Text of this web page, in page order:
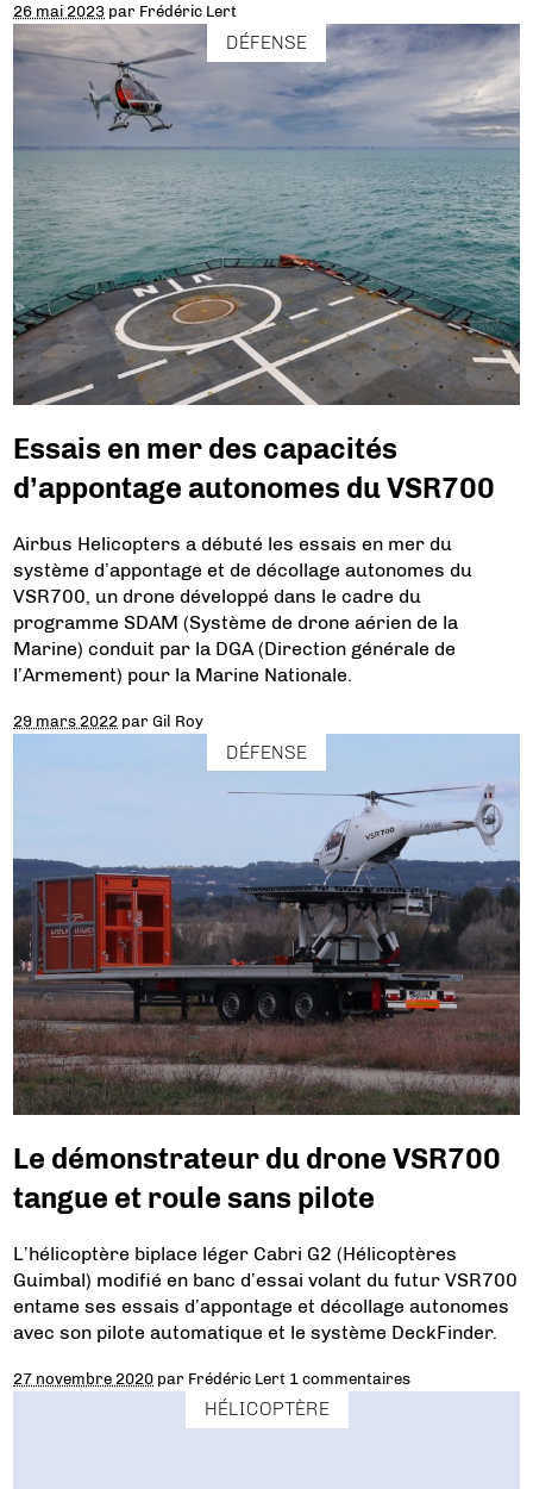
26 mai 2023 par Frédéric Lert
DÉFENSE
Essais en mer des capacités
d’appontage autonomes du VSR700
Airbus Helicopters a débuté les essais en mer du
système d’appontage et de décollage autonomes du
VSR700, un drone développé dans le cadre du
programme SDAM (Système de drone aérien de la
Marine) conduit par la DGA (Direction générale de
l’Armement) pour la Marine Nationale.
29 mars 2022 parGil Roy
DÉFENSE
Le démonstrateur du drone VSR700
tangue et roule sans pilote
L’hélicoptère biplace léger Cabri G2 (Hélicoptères
Guimbal) modifié en banc d’essai volant du futur VSR700
entame ses essais d’appontage et décollage autonomes
avec son pilote automatique et le système DeckFinder.
27 novembre 2020 par Frédéric Lert 1 commentaires
HÉLICOPTÈRE